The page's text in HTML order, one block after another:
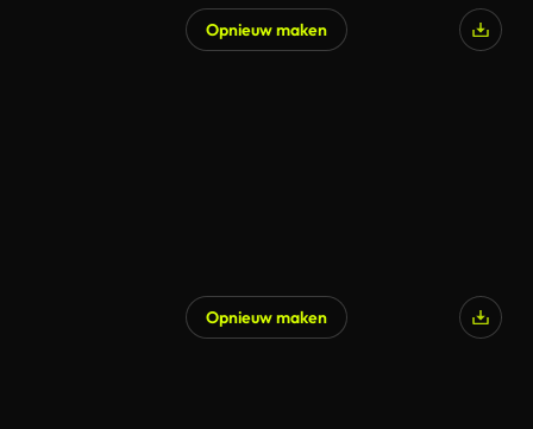
Opnieuw maken
Opnieuw maken